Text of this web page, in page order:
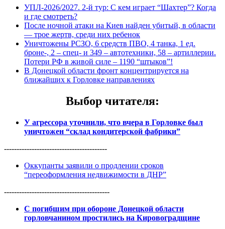
УПЛ-2026/2027. 2-й тур: С кем играет “Шахтер”? Когда
и где смотреть?
После ночной атаки на Киев найден убитый, в области
— трое жертв, среди них ребенок
Уничтожены РСЗО, 6 средств ПВО, 4 танка, 1 ед.
броне-, 2 – спец- и 349 – автотехники, 58 – артиллерии.
Потери РФ в живой силе – 1190 “штыков”!
В Донецкой области фронт концентрируется на
ближайших к Горловке направлениях
Выбор читателя:
У агрессора уточнили, что вчера в Горловке был
уничтожен “склад кондитерской фабрики”
-----------------------------------------
Оккупанты заявили о продлении сроков
“переоформления недвижимости в ДНР”
------------------------------------------
С погибшим при обороне Донецкой области
горловчанином простились на Кировоградщине